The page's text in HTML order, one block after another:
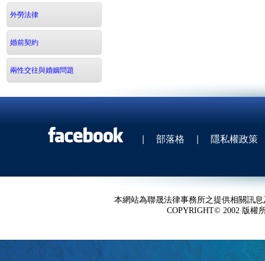
外勞法律
婚前契約
兩性交往與婚姻問題
| 部落格 | 隱私權政策
本網站為聯晟法律事務所之提供相關訊
COPYRIGHT© 2002 版權